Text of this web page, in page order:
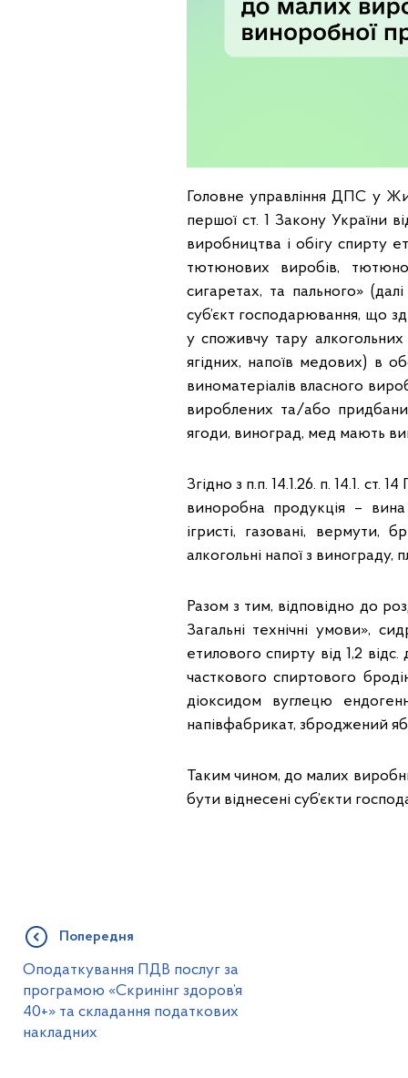
Головне управління ДПС у
першої ст. 1 Закону України
виробництва і обігу спирту
тютюнових виробів,
сигаретах, та пального»
суб’єкт господарювання, що
у споживчу тару
ягідних, напоїв медових) в
виноматеріалів власного
вироблених та/або
ягоди, виноград, мед мають
Згідно з п.п. 14.1.26. п. 14.1.
виноробна продукція – вина
ігристі, газовані, вермути,
алкогольні напої з винограду,
Разом з тим, відповідно до
Загальні технічні умови»,
етилового спирту від 1,2
часткового спиртового
діоксидом вуглецю
напівфабрикат, зброджений
Таким чином, до малих
бути віднесені суб’єкти
Попередня
Оподаткування ПДВ послуг за
програмою «Скринінг здоров’я
40+» та складання податкових
накладних